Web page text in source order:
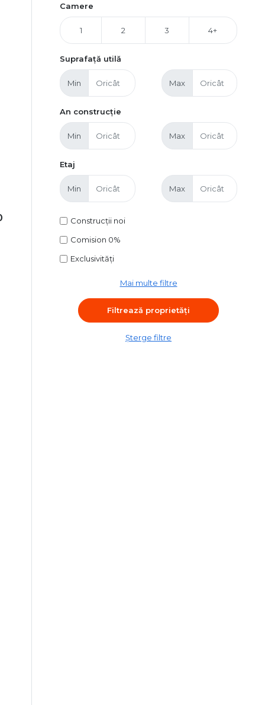
Camere
1 2 3 4+
Suprafață utilă
Min Max
An construcție
Min Max
Etaj
Min Max
Construcții noi
Comision 0%
Exclusivități
Mai multe filtre
Șterge filtre